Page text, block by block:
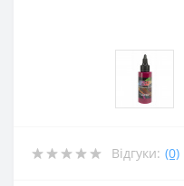
Відгуки: (0)